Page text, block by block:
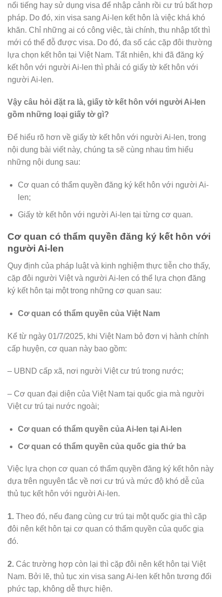
nổi tiếng hay sử dụng visa để nhập cảnh rồi cư trú bất hợp
pháp. Do đó, xin visa sang Ai-len kết hôn là việc khá khó
khăn. Chỉ những ai có công việc, tài chính, thu nhập tốt thì
mới có thể đỗ được visa. Do đó, đa số các cặp đôi thường
lựa chọn kết hôn tại Việt Nam. Tất nhiên, khi đã đăng ký
kết hôn với người Ai-len thì phải có giấy tờ kết hôn với
người Ai-len.
Vậy câu hỏi đặt ra là, giấy tờ kết hôn với người Ai-len
gồm những loại giấy tờ gì?
Để hiểu rõ hơn về giấy tờ kết hôn với người Ai-len, trong
nội dung bài viết này, chúng ta sẽ cùng nhau tìm hiểu
những nội dung sau:
Cơ quan có thẩm quyền đăng ký kết hôn với người Ai-
len;
Giấy tờ kết hôn với người Ai-len tại từng cơ quan.
Cơ quan có thẩm quyền đăng ký kết hôn với
người Ai-len
Quy định của pháp luật và kinh nghiệm thực tiễn cho thấy,
cặp đôi người Việt và người Ai-len có thể lựa chọn đăng
ký kết hôn tại một trong những cơ quan sau:
Cơ quan có thẩm quyền của Việt Nam
Kể từ ngày 01/7/2025, khi Việt Nam bỏ đơn vị hành chính
cấp huyện, cơ quan này bao gồm:
– UBND cấp xã, nơi người Việt cư trú trong nước;
– Cơ quan đại diện của Việt Nam tại quốc gia mà người
Việt cư trú tại nước ngoài;
Cơ quan có thẩm quyền của Ai-len tại Ai-len
Cơ quan có thẩm quyền của quốc gia thứ ba
Việc lựa chọn cơ quan có thẩm quyền đăng ký kết hôn này
dựa trên nguyên tắc về nơi cư trú và mức độ khó dễ của
thủ tục kết hôn với người Ai-len.
1. Theo đó, nếu đang cùng cư trú tại một quốc gia thì cặp
đôi nên kết hôn tại cơ quan có thẩm quyền của quốc gia
đó.
2. Các trường hợp còn lại thì cặp đôi nên kết hôn tại Việt
Nam. Bởi lẽ, thủ tục xin visa sang Ai-len kết hôn tương đối
phức tạp, không dễ thực hiện.